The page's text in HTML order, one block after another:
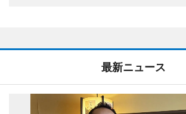
最新ニュース